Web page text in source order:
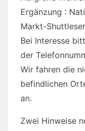
Ergänzung :
Markt-
Bei Interesse
der
Wir fahren die
befindlichen
an.
Zwei Hinweise